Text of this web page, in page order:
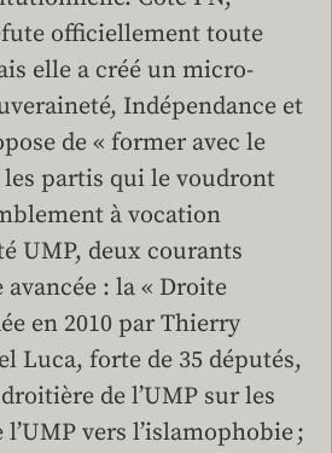
officiellement toute
elle a créé un micro-
Indépendance et
de « former avec le
partis qui le voudront
à vocation
UMP, deux courants
: la « Droite
en 2010 par Thierry
Luca, forte de 35 députés,
de l’UMP sur les
vers l’islamophobie ;